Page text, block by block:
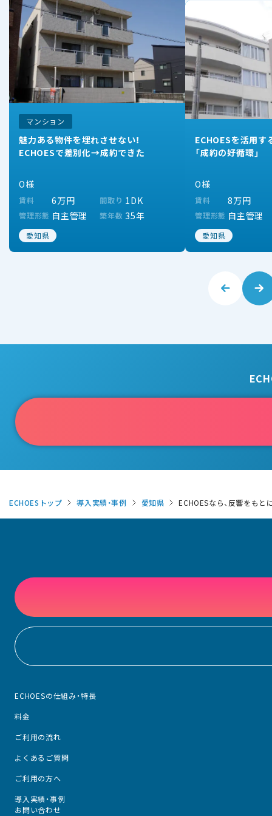
マンション
魅力ある物件を埋れさせない！
ECHOESで差別化→成約できた
O様
賃料 6万円 間取り 1DK
管理形態 自主管理 築年数 35年
愛知県
ECHOESを活用す
「成約の好循環」
O様
賃料 8万円
管理形態 自主管理
愛知県
ECHOESトップ 導入実績・事例 愛知県 ECHOESなら、反響をも
ECHOESの仕組み・特長
料金
ご利用の流れ
よくあるご質問
ご利用の方へ
導入実績・事例
お問い合わせ